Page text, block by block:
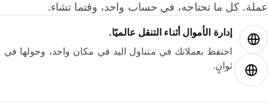
كل ما تحتاجه، في حساب واحد، وقتما تشاء.
إدارة الأموال أثناء التنقل عالميًا.
احتفظ بعملاتك في متناول اليد في مكان واحد، وحولها في
ثوانٍ.